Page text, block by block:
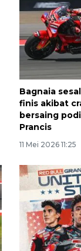
Bagnaia
finis akibat
bersaing
Prancis
11 Mei 2026 11:25
V DPR
Bogor
2026 18:49
Filaha
8 tahan?
05:47